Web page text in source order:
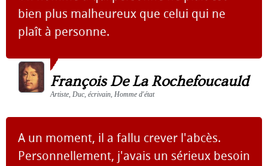
bien plus malheureux que celui qui ne
plaît à personne.
François De La Rochefoucauld
Artiste, Duc, écrivain, Homme d'état
A un moment, il a fallu crever l'abcès.
Personnellement, j'avais un sérieux besoin